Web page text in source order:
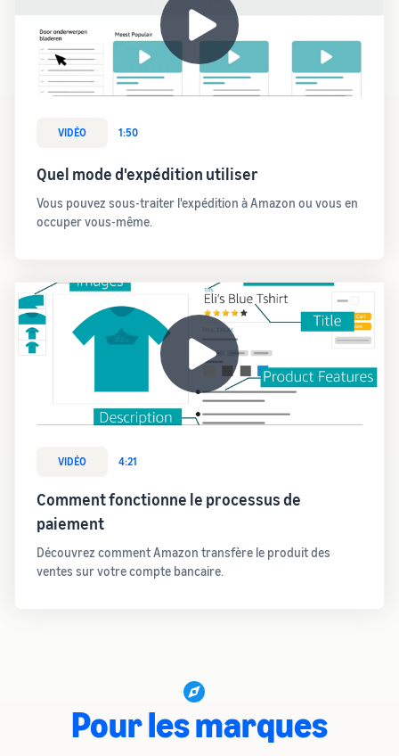
VIDÉO 1:50
Quel mode d'expédition utiliser
Vous pouvez sous-traiter l'expédition à Amazon ou vous en
occuper vous-même.
VIDÉO 4:21
Comment fonctionne le processus de
paiement
Découvrez comment Amazon transfère le produit des
ventes sur votre compte bancaire.
Pour les marques